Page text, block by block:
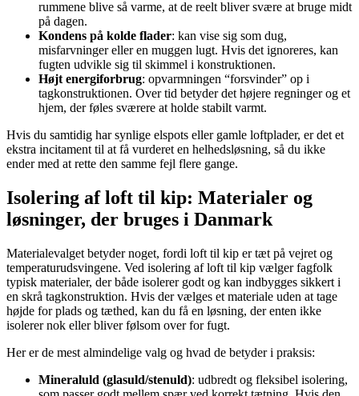
rummene blive så varme, at de reelt bliver svære at bruge midt
på dagen.
Kondens på kolde flader: kan vise sig som dug,
misfarvninger eller en muggen lugt. Hvis det ignoreres, kan
fugten udvikle sig til skimmel i konstruktionen.
Højt energiforbrug: opvarmningen “forsvinder” op i
tagkonstruktionen. Over tid betyder det højere regninger og et
hjem, der føles sværere at holde stabilt varmt.
Hvis du samtidig har synlige elspots eller gamle loftplader, er det et
ekstra incitament til at få vurderet en helhedsløsning, så du ikke
ender med at rette den samme fejl flere gange.
Isolering af loft til kip: Materialer og
løsninger, der bruges i Danmark
Materialevalget betyder noget, fordi loft til kip er tæt på vejret og
temperaturudsvingene. Ved isolering af loft til kip vælger fagfolk
typisk materialer, der både isolerer godt og kan indbygges sikkert i
en skrå tagkonstruktion. Hvis der vælges et materiale uden at tage
højde for plads og tæthed, kan du få en løsning, der enten ikke
isolerer nok eller bliver følsom over for fugt.
Her er de mest almindelige valg og hvad de betyder i praksis:
Mineraluld (glasuld/stenuld): udbredt og fleksibel isolering,